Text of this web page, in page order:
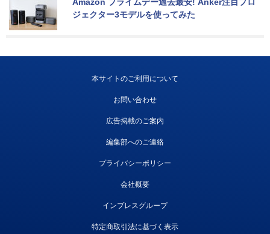
ジェクター3モデルを使ってみた
本サイトのご利用について
お問い合わせ
広告掲載のご案内
編集部へのご連絡
プライバシーポリシー
会社概要
インプレスグループ
特定商取引法に基づく表示